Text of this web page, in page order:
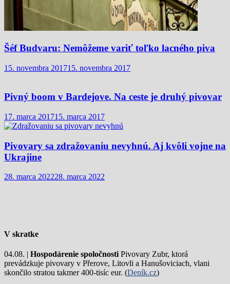
Šéf Budvaru: Nemôžeme variť toľko lacného piva
15. novembra 201715. novembra 2017
Pivný boom v Bardejove. Na ceste je druhý pivovar
17. marca 201715. marca 2017
Pivovary sa zdražovaniu nevyhnú. Aj kvôli vojne na
Ukrajine
28. marca 202228. marca 2022
V skratke
04.08. | Hospodárenie spoločnosti Pivovary Zubr, ktorá
prevádzkuje pivovary v Přerove, Litovli a Hanušoviciach, vlani
skončilo stratou takmer 400-tisíc eur. (Deník.cz)